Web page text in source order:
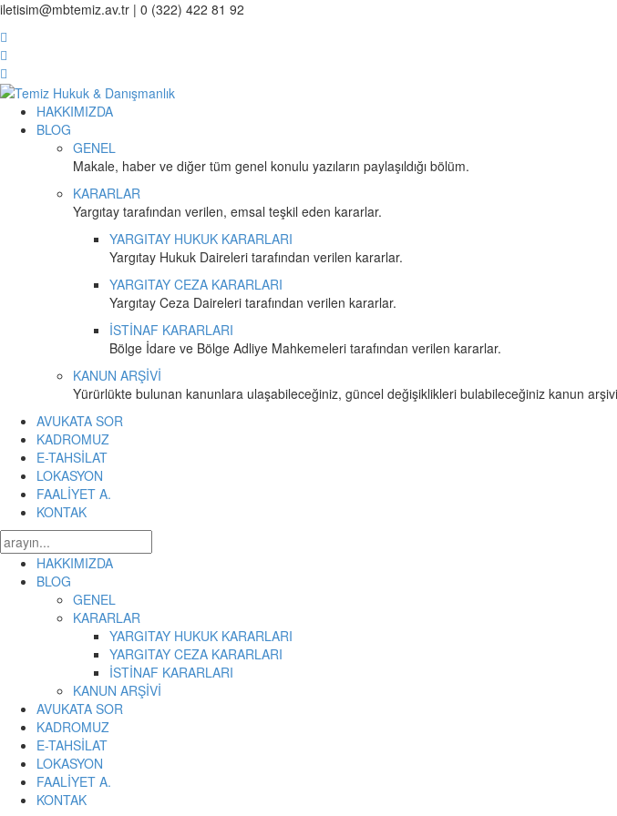
iletisim@mbtemiz.av.tr | 0 (322) 422 81 92
HAKKIMIZDA
BLOG
GENEL
Makale, haber ve diğer tüm genel konulu yazıların paylaşıldığı bölüm.
KARARLAR
Yargıtay tarafından verilen, emsal teşkil eden kararlar.
YARGITAY HUKUK KARARLARI
Yargıtay Hukuk Daireleri tarafından verilen kararlar.
YARGITAY CEZA KARARLARI
Yargıtay Ceza Daireleri tarafından verilen kararlar.
İSTİNAF KARARLARI
Bölge İdare ve Bölge Adliye Mahkemeleri tarafından verilen kararlar.
KANUN ARŞİVİ
Yürürlükte bulunan kanunlara ulaşabileceğiniz, güncel değişiklikleri bulabileceğiniz kanun
AVUKATA SOR
KADROMUZ
E-TAHSİLAT
LOKASYON
FAALİYET A.
KONTAK
HAKKIMIZDA
BLOG
GENEL
KARARLAR
YARGITAY HUKUK KARARLARI
YARGITAY CEZA KARARLARI
İSTİNAF KARARLARI
KANUN ARŞİVİ
AVUKATA SOR
KADROMUZ
E-TAHSİLAT
LOKASYON
FAALİYET A.
KONTAK